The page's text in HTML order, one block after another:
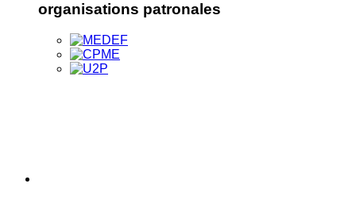
organisations patronales